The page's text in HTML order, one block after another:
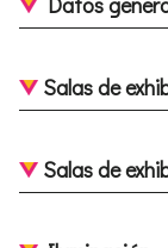
Salas de
Salas de